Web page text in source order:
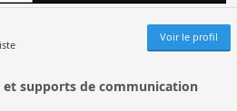
Voir le profil
supports de communication